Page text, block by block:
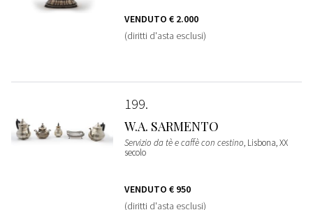
VENDUTO € 2.000
(diritti d'asta esclusi)
199
W.A. SARMENTO
Servizio da tè e caffè con cestino, Lisbona, XX
secolo
VENDUTO € 950
(diritti d'asta esclusi)